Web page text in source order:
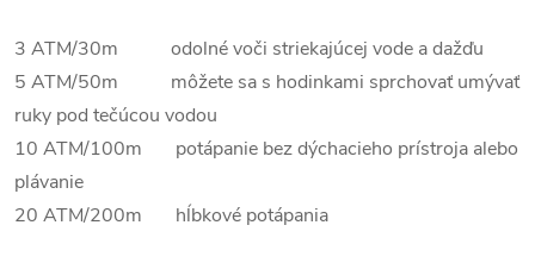
3 ATM/30m odolné voči striekajúcej vode a dažďu
5 ATM/50m môžete sa s hodinkami sprchovať umývať
ruky pod tečúcou vodou
10 ATM/100m potápanie bez dýchacieho prístroja alebo
plávanie
20 ATM/200m hĺbkové potápania